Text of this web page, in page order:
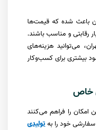
باعث شده که قیمت‌ها
رقابتی و مناسب باشند.
می‌توانید هزینه‌های
بیشتری برای کسب‌وکار
امکان را فراهم می‌کنند
خود را بهتولیدی